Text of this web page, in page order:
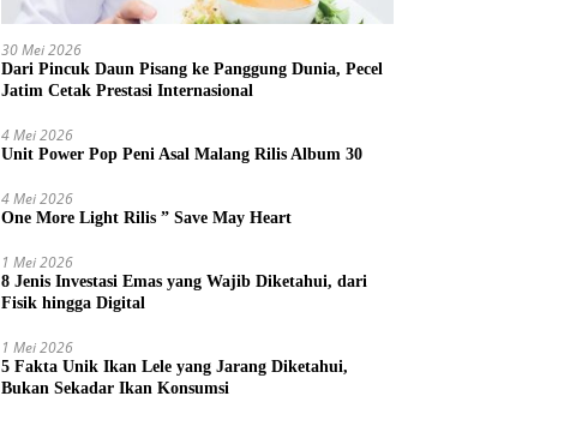
30 Mei 2026
Dari Pincuk Daun Pisang ke Panggung Dunia, Pecel
Jatim Cetak Prestasi Internasional
4 Mei 2026
Unit Power Pop Peni Asal Malang Rilis Album 30
4 Mei 2026
One More Light Rilis ” Save May Heart
1 Mei 2026
8 Jenis Investasi Emas yang Wajib Diketahui, dari
Fisik hingga Digital
1 Mei 2026
5 Fakta Unik Ikan Lele yang Jarang Diketahui,
Bukan Sekadar Ikan Konsumsi